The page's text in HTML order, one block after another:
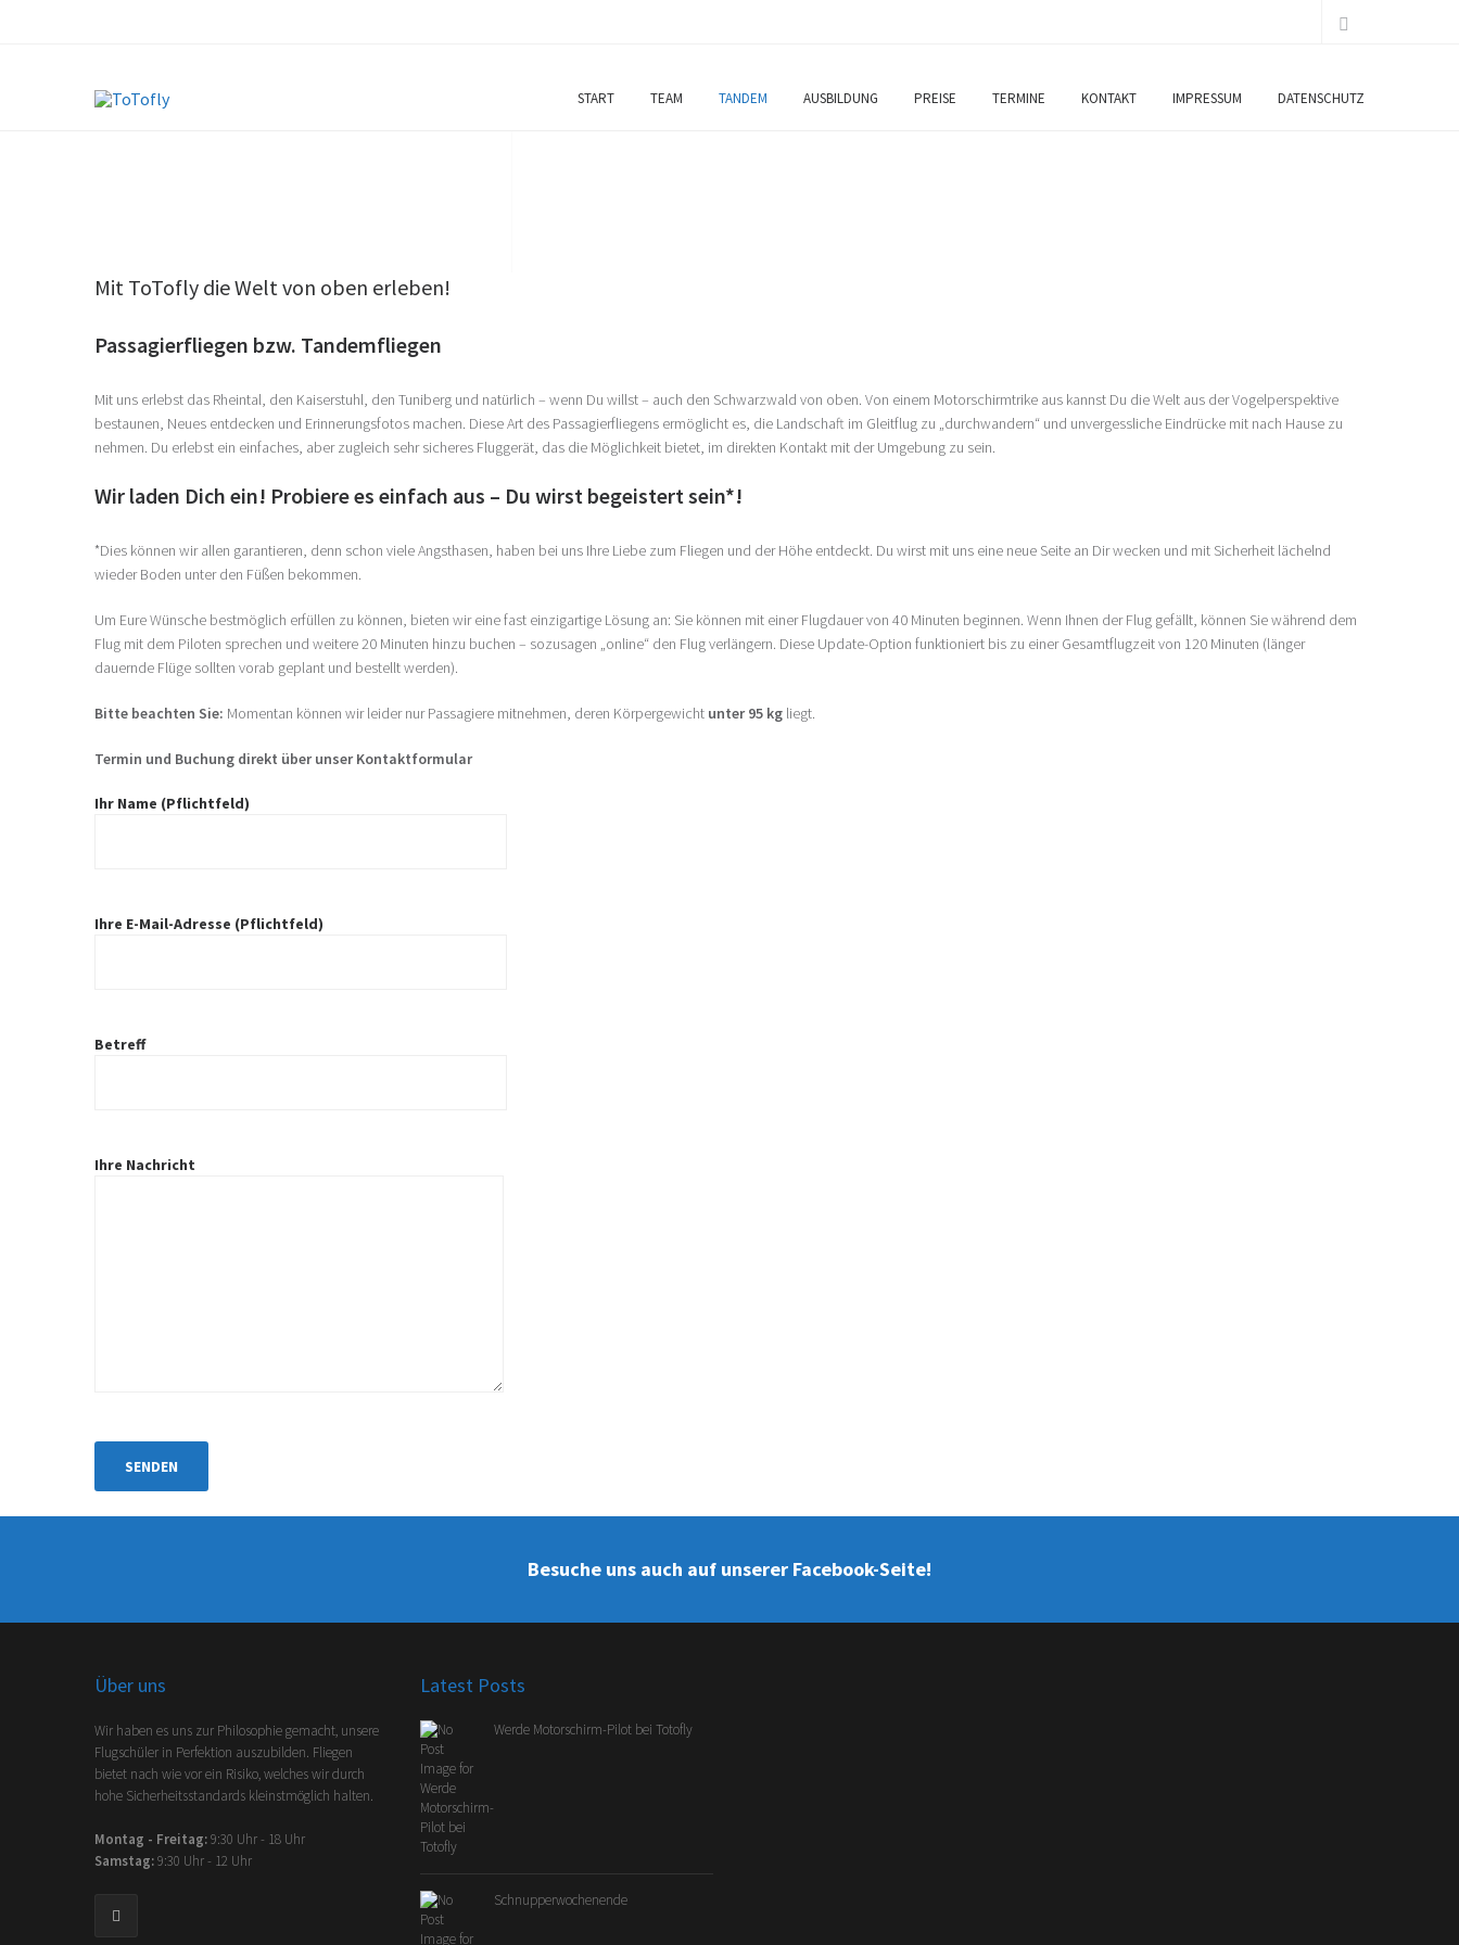
START TEAM TANDEM AUSBILDUNG PREISE TERMINE KONTAKT IMPRESSUM DATENSCHUTZ
Mit ToTofly die Welt von oben erleben!
Passagierfliegen bzw. Tandemfliegen
Mit uns erlebst das Rheintal, den Kaiserstuhl, den Tuniberg und natürlich – wenn Du willst – auch den Schwarzwald von oben. Von einem Motorschirmtrike aus kannst Du die Welt aus der Vogelperspektive
bestaunen, Neues entdecken und Erinnerungsfotos machen. Diese Art des Passagierfliegens ermöglicht es, die Landschaft im Gleitflug zu „durchwandern“ und unvergessliche Eindrücke mit nach Hause zu
nehmen. Du erlebst ein einfaches, aber zugleich sehr sicheres Fluggerät, das die Möglichkeit bietet, im direkten Kontakt mit der Umgebung zu sein.
Wir laden Dich ein! Probiere es einfach aus – Du wirst begeistert sein*!
*Dies können wir allen garantieren, denn schon viele Angsthasen, haben bei uns Ihre Liebe zum Fliegen und der Höhe entdeckt. Du wirst mit uns eine neue Seite an Dir wecken und mit Sicherheit lächelnd
wieder Boden unter den Füßen bekommen.
Um Eure Wünsche bestmöglich erfüllen zu können, bieten wir eine fast einzigartige Lösung an: Sie können mit einer Flugdauer von 40 Minuten beginnen. Wenn Ihnen der Flug gefällt, können Sie während dem
Flug mit dem Piloten sprechen und weitere 20 Minuten hinzu buchen – sozusagen „online“ den Flug verlängern. Diese Update-Option funktioniert bis zu einer Gesamtflugzeit von 120 Minuten (länger
dauernde Flüge sollten vorab geplant und bestellt werden).
Bitte beachten Sie: Momentan können wir leider nur Passagiere mitnehmen, deren Körpergewicht unter 95 kg liegt.
Termin und Buchung direkt über unser Kontaktformular
Ihr Name (Pflichtfeld)
Ihre E-Mail-Adresse (Pflichtfeld)
Betreff
Ihre Nachricht
Besuche uns auch auf unserer Facebook-Seite!
Über uns
Wir haben es uns zur Philosophie gemacht, unsere
Flugschüler in Perfektion auszubilden. Fliegen
bietet nach wie vor ein Risiko, welches wir durch
hohe Sicherheitsstandards kleinstmöglich halten.
Montag - Freitag:9:30 Uhr - 18 Uhr
Samstag:9:30 Uhr - 12 Uhr
Latest Posts
Werde Motorschirm-Pilot bei Totofly
Schnupperwochenende